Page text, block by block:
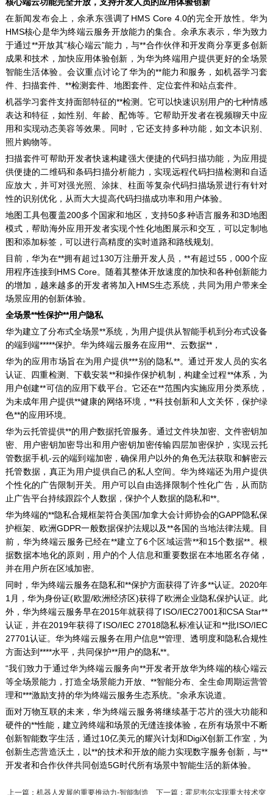
在新闻发布会上，余承东强调了HMS Core 4.0的完全开放性。华为
HMS核心是华为终端云服务开放能力的集合。余承东表示，华为致力
于通过**开放其“核心端云”能力，与**合作伙伴和开发商分享更多创新
成果和技术，加快应用体验创新，为华为终端用户提供更好的全场景
智能生活体验。会议重点讨论了华为的**能力和服务，如机器学习套
件、扫描套件、**检测套件、地图套件、定位套件和站点套件。
机器学习套件支持面部特征的**检测。它可以快速识别用户的七种情感
表达和特征，如性别、年龄、配饰等。它帮助开发者在视频聊天中应
用和实现动态美容等效果。同时，它还支持多种功能，如文本识别、
照片购物等。
扫描套件可帮助开发者快速构建强大便捷的代码扫描功能，为应用提
供便捷的二维码和条码扫描分析能力，实现远程代码扫描检测和自适
应放大，并可对强光照、涂抹、柱面等复杂代码扫描场景进行有针对
性的识别优化，从而大大提高代码扫描成功率和用户体验。
地图工具包覆盖200多个国家和地区，支持50多种语言服务和3D地图
模式，帮助海外应用开发者实现个性化地图展示和交互，可以定制地
图和添加标签，可以进行高精度的实时道路和路线规划。
目前，华为在**拥有超过130万注册开发人员，**有超过55，000个应
用程序连接到HMS Core。随着其整体开放速度的加快和各种创新能力
的增加，越来越多的开发者将加入HMS生态系统，共同为用户带来全
场景应用的创新体验。
全场景**性保护**用户隐私
华为建立了分布式全场景**系统，为用户提供从智能手机到分布式设备
的端到端*****保护。华为终端云服务在应用**、云数据**，
华为的应用市场旨在为用户提供***别的隐私**。通过开发人员的实名
认证、四重检测、下载安装**和操作保护机制，构建全过程**体系，为
用户创建**可信的应用下载平台。它还在**范围内实施应用分类系统，
为未成年用户提供**健康的网络环境，**科技创新和人文关怀，保护绿
色**的应用环境。
华为云托管提供**的用户数据托管服务。通过文件块加密、文件密钥加
密、用户密钥加密导出和用户密钥加密传输四层加密保护，实现云托
管数据手机-云的端到端加密，确保用户以外的角色无法获取和解密云
托管数据，真正为用户提供自己的私人空间。华为终端还为用户提供
个性化的广告限制开关。用户可以自由选择限制个性化广告，从而防
止广告平台持续跟踪个人数据，保护个人数据的隐私和**。
华为终端的**隐私合规框架符合美国/加拿大会计师协会的GAPP隐私保
护框架、欧洲GDPR一般数据保护法规以及**各国的当地法律法规。目
前，华为终端云服务已经在**建立了6个区域运营**和15个数据**。根
据数据本地化的原则，用户的个人信息和重要数据在本地匿名存储，
并在用户所在区域加密。
同时，华为终端云服务在隐私和**保护方面获得了许多**认证。2020年
1月，华为身份证(欧盟/欧洲经济区)获得了欧洲企业隐私保护认证。此
外，华为终端云服务早在2015年就获得了ISO/IEC27001和CSA Star**
认证，并在2019年获得了ISO/IEC 27018隐私标准认证和**批ISO/IEC
27701认证。华为终端云服务在用户信息**管理、透明度和隐私合规性
方面达到****水平，共同保护**用户的隐私**。
“我们致力于通过华为终端云服务向**开发者开放华为终端的核心端云
等全场景能力，打造全场景能力开放、**智能分布、全生命周期运营管
理和***激励支持的华为终端云服务生态系统。”余承东说道。
面对万物互联的未来，华为终端云服务将继续基于芯片的强大功能和
硬件的**性能，建立跨终端和场景的无缝连接体验，在所有场景中不断
创新智能数字生活，通过10亿美元的耀兴计划和DigiX创新工作室，为
创新生态营造沃土，以**的技术和开放的能力实现数字服务创新，与**
开发者和合作伙伴共同创造5G时代所有场景中智能生活的新体验。
上一篇： 机器人发展的重要推动力-智能制造 下一篇： 霍尼韦尔实现重大技术突